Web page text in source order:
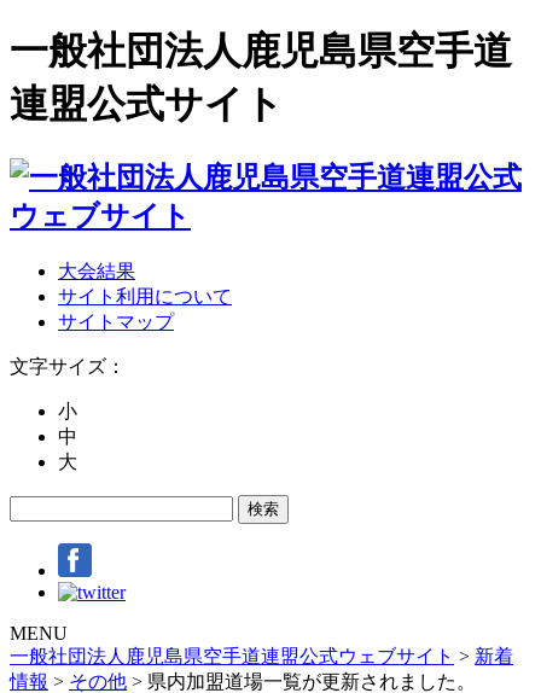
一般社団法人鹿児島県空手道
連盟公式サイト
大会結果
サイト利用について
サイトマップ
文字サイズ：
小
中
大
MENU
一般社団法人鹿児島県空手道連盟公式ウェブサイト > 新着
情報 > その他 > 県内加盟道場一覧が更新されました。